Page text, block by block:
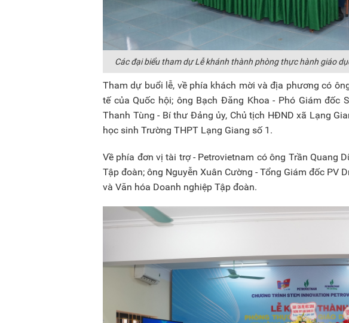
Các đại biểu tham dự Lễ khánh thành phòng thực hành giáo
Tham dự buổi lễ, về phía khách mời và địa phương có
tế của Quốc hội; ông Bạch Đăng Khoa - Phó Giám đốc
Thanh Tùng - Bí thư Đảng ủy, Chủ tịch HĐND xã Lạng
học sinh Trường THPT Lạng Giang số 1.
Về phía đơn vị tài trợ - Petrovietnam có ông Trần Quang
Tập đoàn; ông Nguyễn Xuân Cường - Tổng Giám đốc PV
và Văn hóa Doanh nghiệp Tập đoàn.